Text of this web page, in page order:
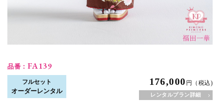
品番： FA139
フルセット
オーダーレンタル
176,000 円（税込)
レンタルプラン詳細